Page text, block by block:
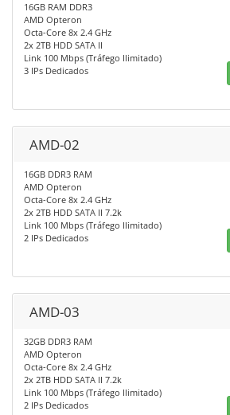
16GB RAM DDR3
AMD Opteron
Octa-Core 8x 2.4 GHz
2x 2TB HDD SATA II
Link 100 Mbps (Tráfego Ilimitado)
3 IPs Dedicados
AMD-02
16GB DDR3 RAM
AMD Opteron
Octa-Core 8x 2.4 GHz
2x 2TB HDD SATA II 7.2k
Link 100 Mbps (Tráfego Ilimitado)
2 IPs Dedicados
AMD-03
32GB DDR3 RAM
AMD Opteron
Octa-Core 8x 2.4 GHz
2x 2TB HDD SATA II 7.2k
Link 100 Mbps (Tráfego Ilimitado)
2 IPs Dedicados